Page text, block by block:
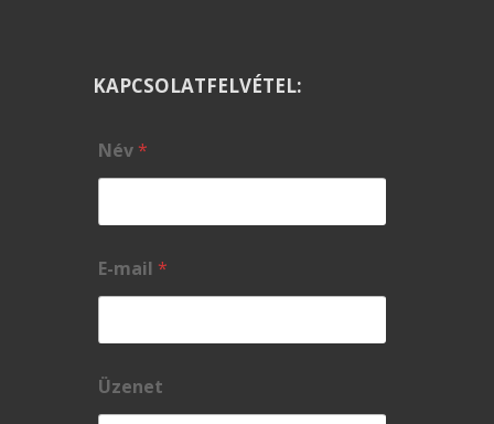
KAPCSOLATFELVÉTEL:
Név*
E-mail *
Üzenet